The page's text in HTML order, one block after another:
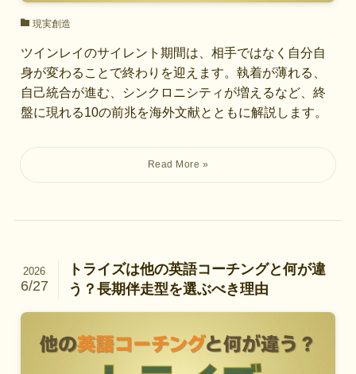
現実創造
ツインレイのサイレント期間は、相手ではなく自分自
身が変わることで終わりを迎えます。執着が薄れる、
自己統合が進む、シンクロニシティが増えるなど、終
盤に現れる10の前兆を海外文献とともに解説します。
トライズは他の英語コーチングと何が違
う？長期伴走型を選ぶべき理由
2026
6/27